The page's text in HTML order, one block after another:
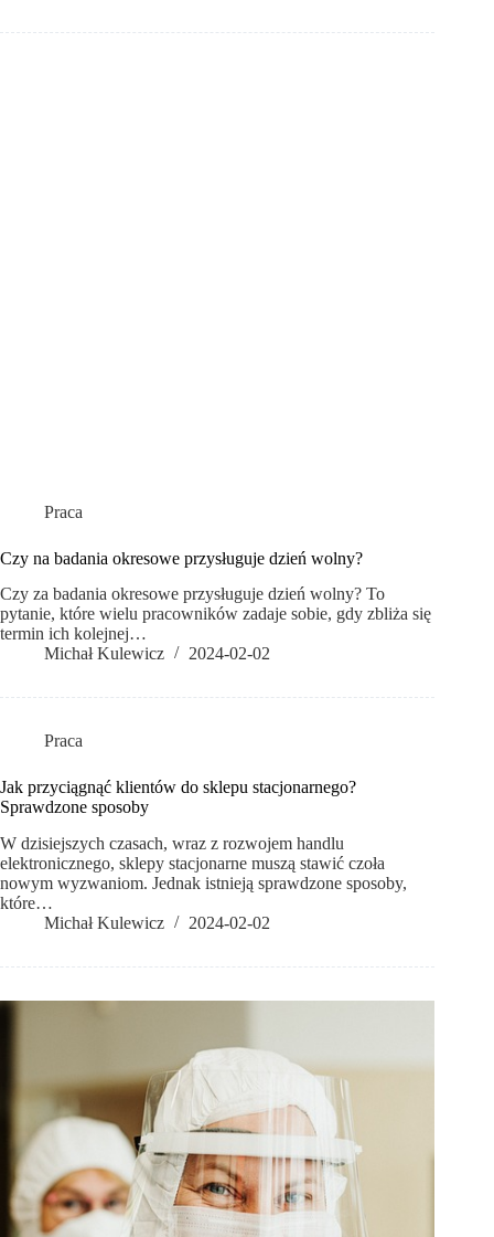
Praca
Czy na badania okresowe przysługuje dzień wolny?
Czy za badania okresowe przysługuje dzień wolny? To
pytanie, które wielu pracowników zadaje sobie, gdy zbliża się
termin ich kolejnej…
Michał Kulewicz
2024-02-02
Praca
Jak przyciągnąć klientów do sklepu stacjonarnego?
Sprawdzone sposoby
W dzisiejszych czasach, wraz z rozwojem handlu
elektronicznego, sklepy stacjonarne muszą stawić czoła
nowym wyzwaniom. Jednak istnieją sprawdzone sposoby,
które…
Michał Kulewicz
2024-02-02